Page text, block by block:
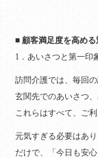
■ 顧客満足度を高め
1．あいさつと第一印
訪問介護では、毎回
玄関先でのあいさつ
これらはすべて、ご
元気すぎる必要はあ
だけで、「今日も安